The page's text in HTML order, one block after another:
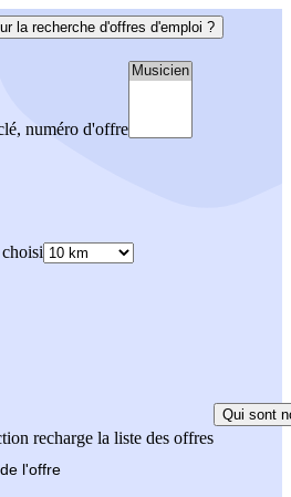
la recherche d'offres d'emploi ?
numéro d'offre
recharge la liste des offres
Qui sont
de l'offre